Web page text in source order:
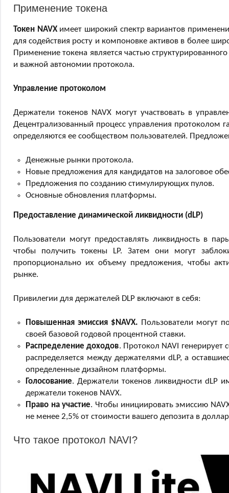
Применение токена
Токен NAVXимеет широкий спектр вариантов
для содействия росту и компоновке активов в более
Применение токена является частью
и важной автономии протокола.
Управление протоколом
Держатели токенов NAVX могут участвовать в
Децентрализованный процесс управления протоколом
определяются ее сообществом пользователей.
Денежные рынки протокола.
Новые предложения для кандидатов на залоговое
Предложения по созданию стимулирующих пулов.
Основные обновления платформы.
Предоставление динамической ликвидности (dLP)
Пользователи могут предоставлять ликвидность в
чтобы получить токены LP. Затем они могут
пропорционально их объему предложения, чтобы
рынке.
Привилегии для держателей DLP включают в себя:
Повышенная эмиссия $NAVX. Пользователи могут
своей базовой годовой процентной ставки.
Распределение доходов. Протокол NAVI генерирует
распределяется между держателями dLP, а
определенные дизайном платформы.
Голосование. Держатели токенов ликвидности dLP
держатели токенов NAVX.
Право на участие. Чтобы инициировать эмиссию
не менее 2,5% от стоимости вашего депозита в
Что такое протокол NAVI?